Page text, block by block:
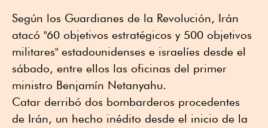
Según los Guardianes de la Revolución, Irán
atacó "60 objetivos estratégicos y 500 objetivos
militares" estadounidenses e israelíes desde el
sábado, entre ellos las oficinas del primer
ministro Benjamín Netanyahu.
Catar derribó dos bombarderos procedentes
de Irán, un hecho inédito desde el inicio de la